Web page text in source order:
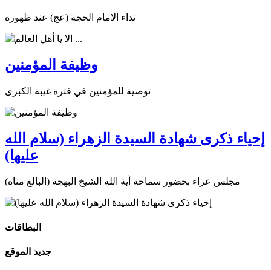
نداء الامام الحجة (عج) عند ظهوره
وظيفة المؤمنين
توصية للمؤمنين في فترة غيبة الكبرى
إحياء ذكرى شهادة السيدة الزهراء (سلام الله
عليها)
مجلس عزاء بحضور سماحة آية الله الشيخ البهجة (البالغ مناه)
البطاقات
جديد الموقع